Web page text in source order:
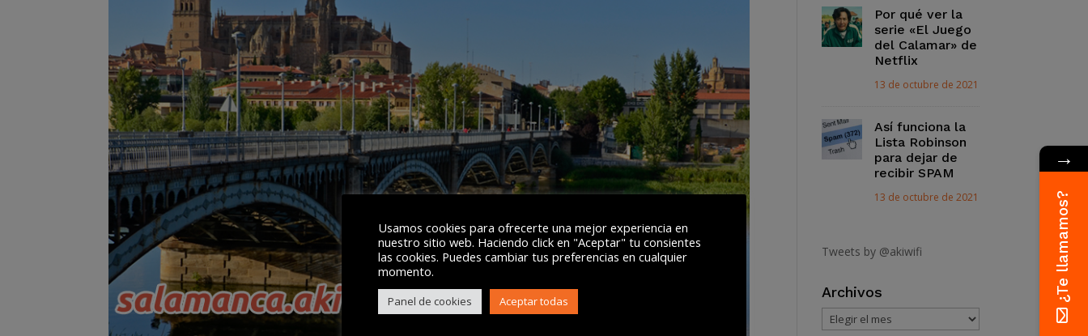
Por qué ver la
serie «El Juego
del Calamar» de
Netflix
13 de octubre de 2021
Así funciona la
Lista Robinson
para dejar de
recibir SPAM
13 de octubre de 2021
Tweets by @akiwifi
Archivos
Archivos
Usamos cookies para ofrecerte una mejor experiencia en
nuestro sitio web. Haciendo click en "Aceptar" tu consientes
las cookies. Puedes cambiar tus preferencias en cualquier
momento.
Panel de cookies Aceptar todas
→
¿Te llamamos?